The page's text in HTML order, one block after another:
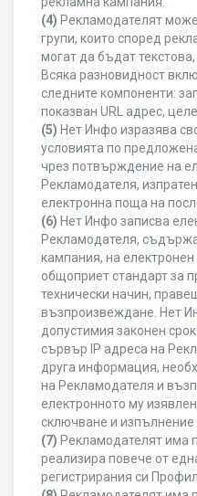
(4) Рекламодателят
групи, които според
могат да бъдат
Всяка разновидност
следните компоненти:
показван URL адрес,
(5) Нет Инфо изразява
условията по
чрез потвърждение на
Рекламодателя,
електронна поща на
(6) Нет Инфо записва
Рекламодателя,
кампания, на
общоприет стандарт за
технически начин,
възпроизвеждане. Нет
допустимия законен
сървър IP адреса на
друга информация,
на Рекламодателя и
електронното му
сключване и изпълнение
(7) Рекламодателят има
реализира повече от
регистрирания си Профил.